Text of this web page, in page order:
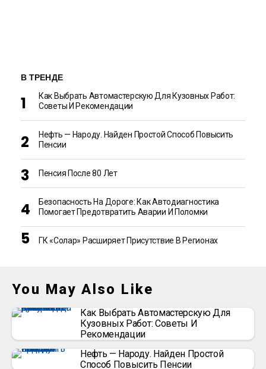
В ТРЕНДЕ
Как Выбрать Автомастерскую Для Кузовных Работ:
Советы И Рекомендации
Нефть — Народу. Найден Простой Способ Повысить
Пенсии
Пенсия После 80 Лет
Безопасность На Дороге: Как Автодиагностика
Помогает Предотвратить Аварии И Поломки
ГК «Солар» Расширяет Присутствие В Регионах
You May Also Like
Как Выбрать Автомастерскую Для
Кузовных Работ: Советы И
Рекомендации
Нефть — Народу. Найден Простой
Способ Повысить Пенсии